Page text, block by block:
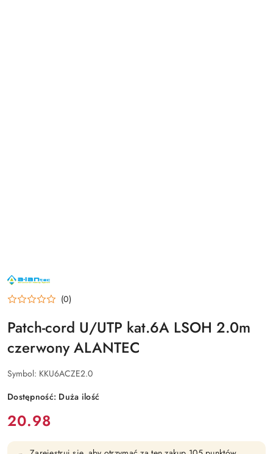
NAZWA
PRODUCENTA:
ALANTEC (0)
Patch-cord U/UTP kat.6A LSOH 2.0m
czerwony ALANTEC
Symbol: KKU6ACZE2.0
Dostępność: Duża ilość
cena:
20.98